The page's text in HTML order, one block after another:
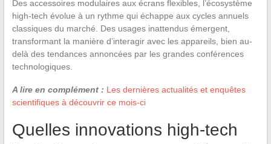
Des accessoires modulaires aux écrans flexibles, l’écosystème
high-tech évolue à un rythme qui échappe aux cycles annuels
classiques du marché. Des usages inattendus émergent,
transformant la manière d’interagir avec les appareils, bien au-
delà des tendances annoncées par les grandes conférences
technologiques.
A lire en complément : Les dernières actualités et enquêtes
scientifiques à découvrir ce mois-ci
Quelles innovations high-tech